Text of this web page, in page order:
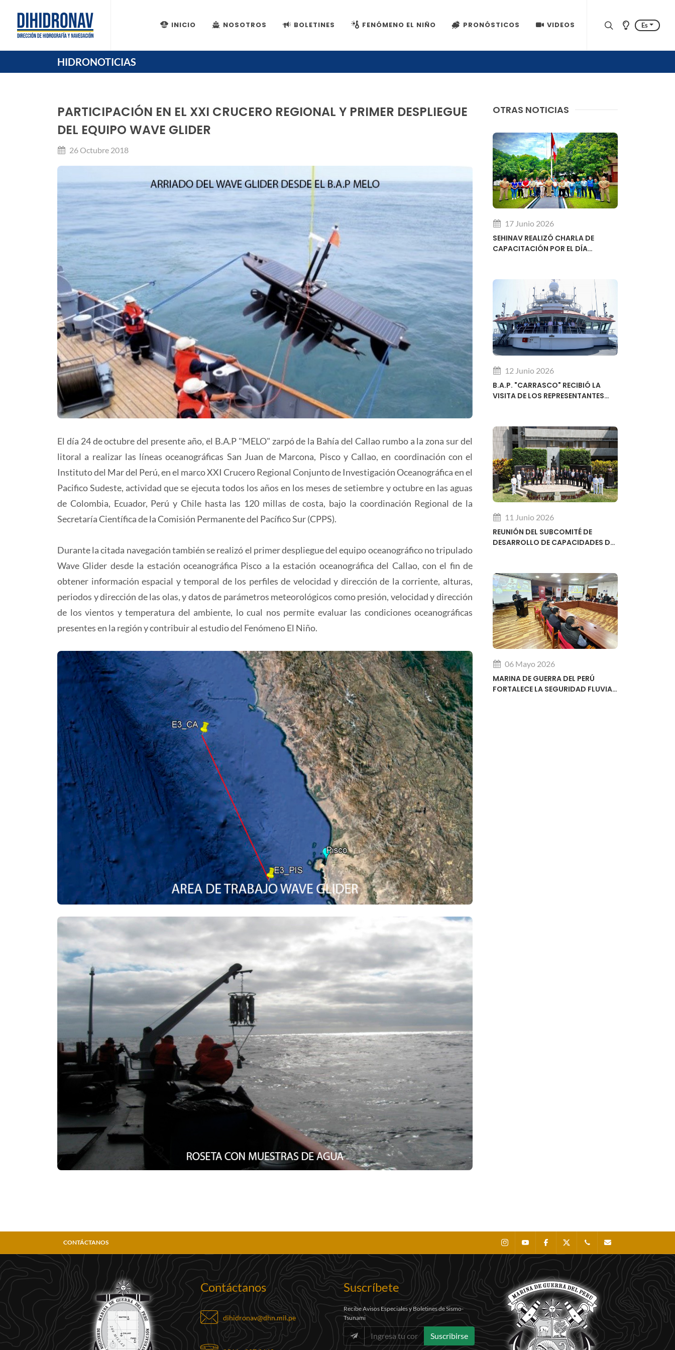
Es
INICIO NOSOTROS BOLETINES FENÓMENO EL NIÑO PRONÓSTICOS VIDEOS
HIDRONOTICIAS
PARTICIPACIÓN EN EL XXI CRUCERO REGIONAL Y PRIMER DESPLIEGUE
DEL EQUIPO WAVE GLIDER
26 Octubre 2018
El día 24 de octubre del presente año, el B.A.P "MELO" zarpó de la Bahía del Callao rumbo a la zona sur del
litoral a realizar las líneas oceanográficas San Juan de Marcona, Pisco y Callao, en coordinación con el
Instituto del Mar del Perú, en el marco XXI Crucero Regional Conjunto de Investigación Oceanográfica en el
Pacifico Sudeste, actividad que se ejecuta todos los años en los meses de setiembre y octubre en las aguas
de Colombia, Ecuador, Perú y Chile hasta las 120 millas de costa, bajo la coordinación Regional de la
Secretaría Científica de la Comisión Permanente del Pacífico Sur (CPPS).
Durante la citada navegación también se realizó el primer despliegue del equipo oceanográfico no tripulado
Wave Glider desde la estación oceanográfica Pisco a la estación oceanográfica del Callao, con el fin de
obtener información espacial y temporal de los perfiles de velocidad y dirección de la corriente, alturas,
periodos y dirección de las olas, y datos de parámetros meteorológicos como presión, velocidad y dirección
de los vientos y temperatura del ambiente, lo cual nos permite evaluar las condiciones oceanográficas
presentes en la región y contribuir al estudio del Fenómeno El Niño.
OTRAS NOTICIAS
17 Junio 2026
SEHINAV REALIZÓ CHARLA DE
CAPACITACIÓN POR EL DÍA
12 Junio 2026
B.A.P. "CARRASCO" RECIBIÓ LA
VISITA DE LOS REPRESENTANTES
LA OHI
11 Junio 2026
REUNIÓN DEL SUBCOMITÉ DE
DESARROLLO DE CAPACIDADES DE
06 Mayo 2026
MARINA DE GUERRA DEL PERÚ
FORTALECE LA SEGURIDAD FLUVIAL
CONTÁCTANOS InstagramYoutube Facebook 0511 - 207 8160
Contáctanos
dihidronav@dhn.mil.pe
Suscríbete
Recibe Avisos Especiales y Boletines de Sismo-
Tsunami
Suscribirse